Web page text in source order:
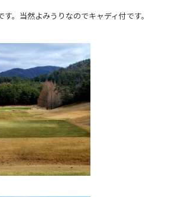
。当然よみうりなのでキャディ付です。